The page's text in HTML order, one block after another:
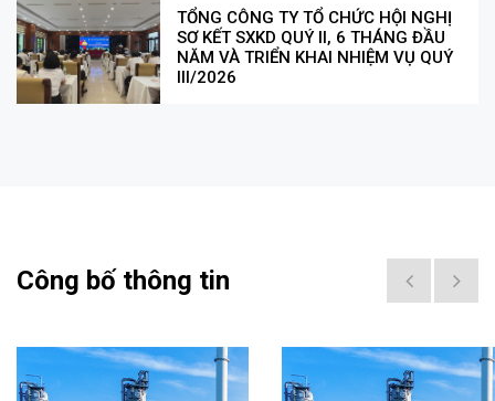
TỔNG CÔNG TY TỔ CHỨC HỘI NGHỊ
SƠ KẾT SXKD QUÝ II, 6 THÁNG ĐẦU
NĂM VÀ TRIỂN KHAI NHIỆM VỤ QUÝ
III/2026
Công bố thông tin